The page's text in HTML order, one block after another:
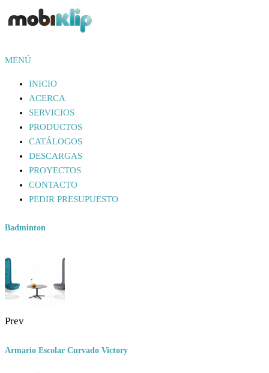
Saltar
al
MOBIKLIP
Mobiliario Industrial
MENÚ
INICIO
ACERCA
SERVICIOS
PRODUCTOS
CATÁLOGOS
DESCARGAS
PROYECTOS
CONTACTO
PEDIR PRESUPUESTO
Badminton
Prev
Armario Escolar Curvado Victory